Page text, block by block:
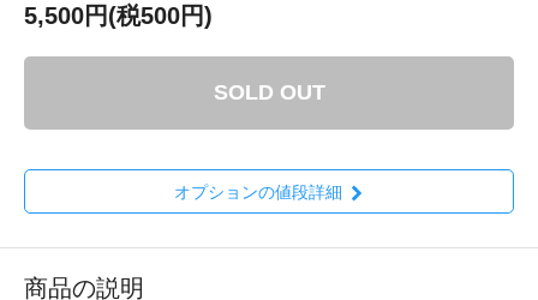
5,500円(税500円)
SOLD OUT
オプションの値段詳細
商品の説明